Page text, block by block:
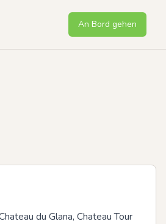
An Bord gehen
du Glana, Chateau Tour